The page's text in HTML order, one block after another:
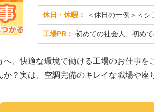
休日・休暇： ＜休日の一例＞＜シフト＞4勤2休＜休日＞工
工場PR： 初めての社会人、初めての寮生活でも安心！☆家具付
へ、快適な環境で働ける工場のお仕事を
？実は、空調完備のキレイな職場や座